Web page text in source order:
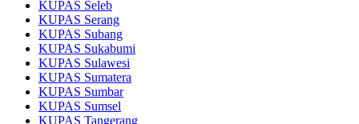
KUPAS Seleb
KUPAS Serang
KUPAS Subang
KUPAS Sukabumi
KUPAS Sulawesi
KUPAS Sumatera
KUPAS Sumbar
KUPAS Sumsel
KUPAS Tangerang